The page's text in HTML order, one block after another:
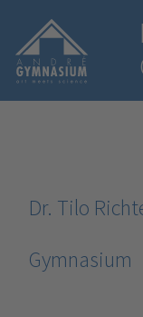
Dr. Tilo
Gymnasium